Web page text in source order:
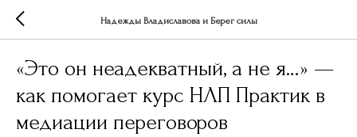
Надежды Владиславова и Берег силы
«Это он неадекватный, а не я…» —
как помогает курс НЛП Практик в
медиации переговоров